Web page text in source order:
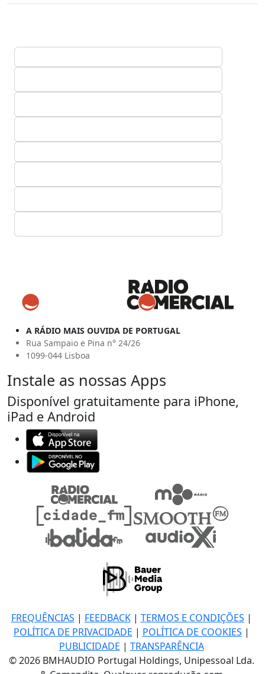
A RÁDIO MAIS OUVIDA DE PORTUGAL
Rua Sampaio e Pina n° 24/26
1099-044 Lisboa
Instale as nossas Apps
Disponível gratuitamente para iPhone,
iPad e Android
FREQUÊNCIAS | FEEDBACK| TERMOS E CONDIÇÕES |
POLÍTICA DE PRIVACIDADE | POLÍTICA DE COOKIES |
PUBLICIDADE | TRANSPARÊNCIA
© 2026 BMHAUDIO Portugal Holdings, Unipessoal Lda.